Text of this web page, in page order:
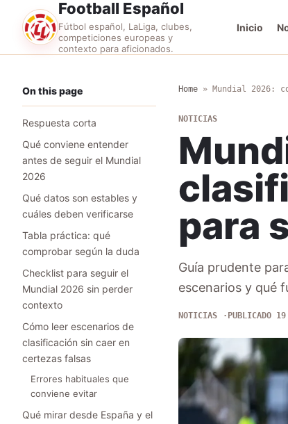
Football Español
Fútbol español, LaLiga, clubes,
competiciones europeas y
contexto para aficionados.
Inicio
On this page
Respuesta corta
Qué conviene entender
antes de seguir el Mundial
2026
Qué datos son estables y
cuáles deben verificarse
Tabla práctica: qué
comprobar según la duda
Checklist para seguir el
Mundial 2026 sin perder
contexto
Cómo leer escenarios de
clasificación sin caer en
certezas falsas
Errores habituales que
conviene evitar
Qué mirar desde España y el
Home» Mundial 2026:
NOTICIAS
para
Guía prudente
escenarios y qué
NOTICIAS PUBLICADO